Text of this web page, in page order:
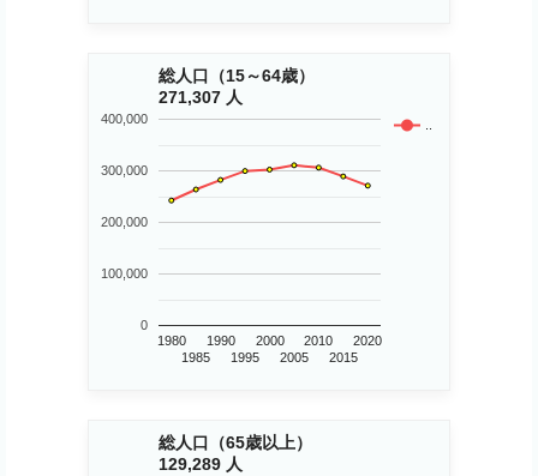
総人口（15～64歳）
271,307 人
..
1980
1985
1990
1995
2000
2005
2010
2015
2020
0
100,000
200,000
300,000
400,000
総人口（65歳以上）
129,289 人